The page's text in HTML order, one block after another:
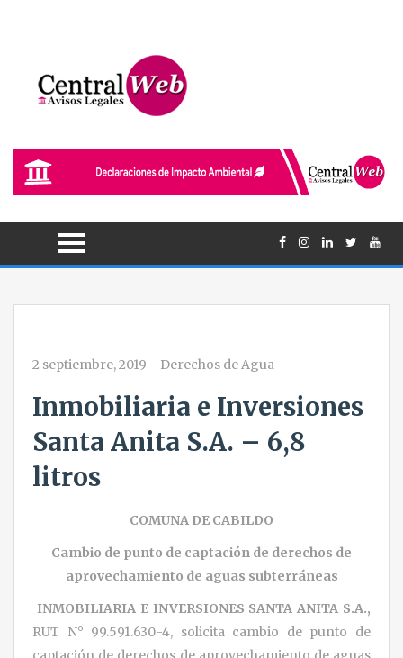
2 septiembre, 2019 - Derechos de Agua
Inmobiliaria e Inversiones
Santa Anita S.A. – 6,8
litros
COMUNA DE CABILDO
Cambio de punto de captación de derechos de
aprovechamiento de aguas subterráneas
INMOBILIARIA E INVERSIONES SANTA ANITA S.A.,
RUT N° 99.591.630-4, solicita cambio de punto de